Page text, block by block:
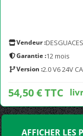
Vendeur :
Garantie :12 mois
Version :2.0 V6 24V
54,50 € TTC
AFFICHER LES